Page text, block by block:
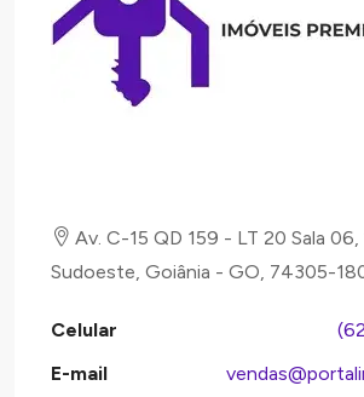
Av. C-15 QD 159 - LT 20 Sala 06,
Sudoeste, Goiânia - GO, 74305-
Celular
E-mail